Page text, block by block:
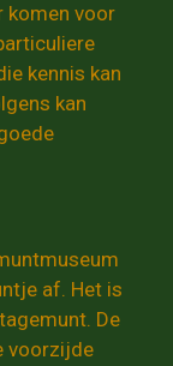
komen voor
kennis kan
kan
af. Het is
De
voorzijde